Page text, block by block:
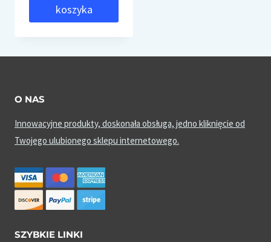
92,06 zł.
koszyka
O NAS
Innowacyjne produkty, doskonała obsługa, jedno kliknięcie od
Twojego ulubionego sklepu internetowego.
SZYBKIE LINKI